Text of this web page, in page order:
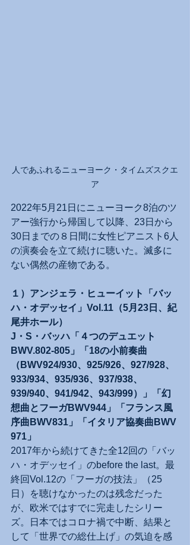
人であふれるニューヨーク・タイムズスクエ
ア
2022年5月21日にニューヨーク8泊のツ
アー強行から帰国して以降、23日から
30日までの８日間に女性ピアニスト6人
の演奏会を立て続けに聴いた。滅多に
ない偶然の産物である。
１）アンジェラ・ヒューイット「バッ
ハ・オデッセイ」Vol.11（5月23日、紀
尾井ホール）
J・S・バッハ「４つのデュエット
BWV.802-805」「18の小前奏曲
（BWV924/930、925/926、927/928、
933/934、935/936、937/938、
939/940、941/942、943/999）」「幻
想曲とフーガBWV944」「フランス風
序曲BWV831」「イタリア協奏曲BWV
971」
2017年から続けてきた全12回の「バッ
ハ・オデッセイ」のbefore the last。最
終回Vol.12の「フーガの技法」（25
日）を聴けなかったのは残念だった
が、欧米ではすでに完走したシリー
ズ。日本ではコロナ禍で中断、結果と
して「世界での総仕上げ」の気迫を感